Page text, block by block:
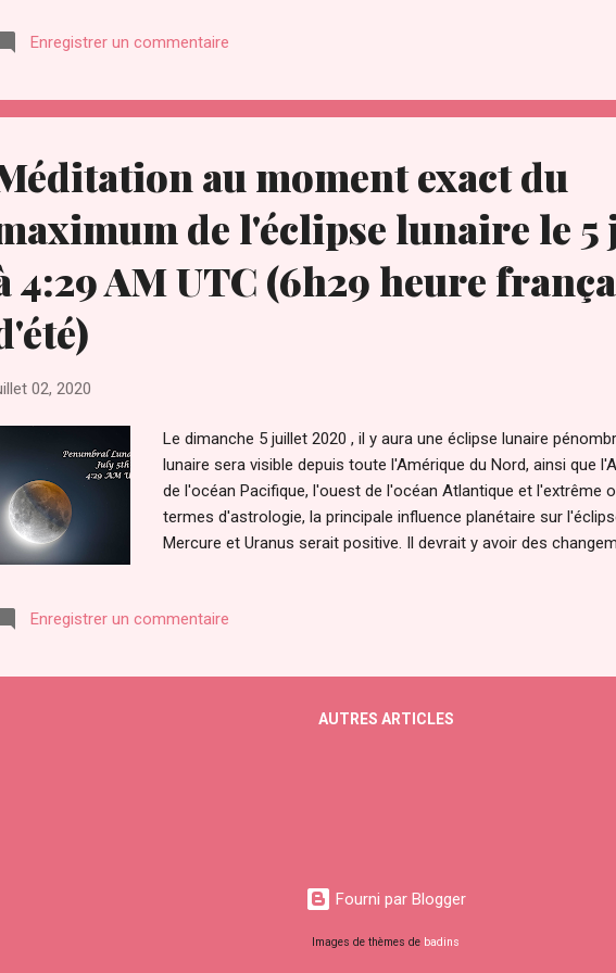
https://french.welovemassmeditation.com/2018/01/guerison-
ascended-masters-and-stellar.html (anglais) Pour ce mois,
internationales de guérison à distance se tiendront aux dates
Enregistrer un commentaire
au moment exact du
de l'éclipse lunaire le
4:29 AM UTC (6h29 heure
02, 2020
Le dimanche 5 juillet 2020 , il y aura une éclipse lunaire
lunaire sera visible depuis toute l'Amérique du Nord, ainsi que
de l'océan Pacifique, l'ouest de l'océan Atlantique et l'extrême
termes d'astrologie, la principale influence planétaire sur
Mercure et Uranus serait positive. Il devrait y avoir des
https://www.espritsciencemetaphysiques.com/eclipse-lunaire-
l'heure exacte du maximum de l'éclipse lunaire, le dimanche 5
Enregistrer un commentaire
AUTRES ARTICLES
Fourni par Blogger
Images de thèmes de badins